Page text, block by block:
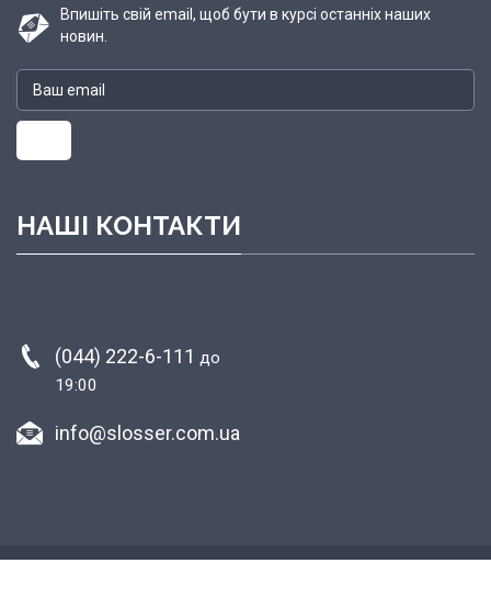
Впишіть свій email, щоб бути в курсі останніх наших
новин.
НАШІ КОНТАКТИ
(044) 222-6-111 до
19:00
info@slosser.com.ua